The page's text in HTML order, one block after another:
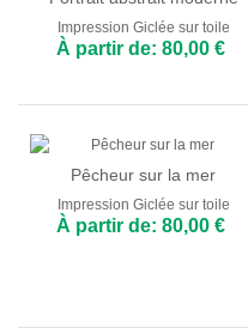
Impression Giclée sur toile
À partir de: 80,00 €
Pêcheur sur la mer
Impression Giclée sur toile
À partir de: 80,00 €